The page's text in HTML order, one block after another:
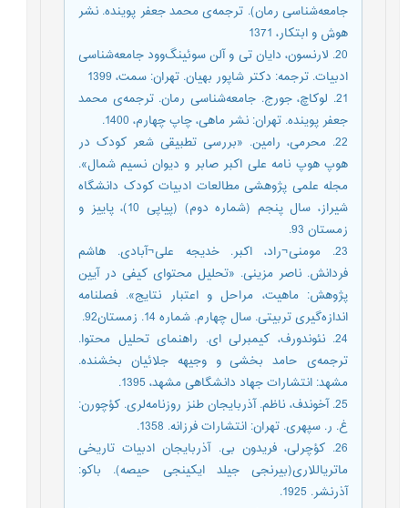
جامعه‌شناسی رمان). ترجمه‌ی محمد جعفر پوینده. نشر
هوش و ابتکار، 1371
20. لارنسون، دایان تی و آلن سوئینگ‌وود جامعه‌شناسی
ادبیات. ترجمه: دکتر شاپور بهیان. تهران: سمت، 1399
21. لوکاچ، جورج. جامعه‌شناسی رمان. ترجمه‌ی محمد
جعفر پوینده. تهران: نشر ماهی، چاپ چهارم، 1400.
22. محرمی، رامین. «بررسی تطبیقی شعر کودک در
هوپ هوپ نامه علی اکبر صابر و دیوان نسیم شمال».
مجله علمی پژوهشی مطالعات ادبیات کودک دانشگاه
شیراز، سال پنجم (شماره دوم) (پیاپی 10)، پاییز و
زمستان 93.
23. مومنی¬راد، اکبر. خدیجه علی¬آبادی. هاشم
فردانش. ناصر مزینی. «تحلیل محتوای کیفی در آیین
پژوهش: ماهیت، مراحل و اعتبار نتایج». فصلنامه
اندازه‌گیری تربیتی. سال چهارم. شماره 14. زمستان92.
24. نئوندورف، کیمبرلی ای. راهنمای تحلیل محتوا.
ترجمه‌ی حامد بخشی و وجیهه جلائیان بخشنده.
مشهد: انتشارات جهاد دانشگاهی مشهد، 1395.
25. آخوندف، ناظم. آذربایجان طنز روزنامه‌لری. کؤچورن:
غ. ر. سپهری. تهران: انتشارات فرزانه. 1358.
26. کؤچرلی، فریدون بی. آذربایجان ادبیات تاریخی
ماتریاللاری(بیرنجی جیلد ایکینجی حیصه). باکو:
آذرنشر. 1925.